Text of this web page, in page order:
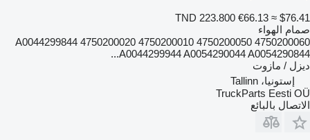
TND 223.800 €66.13 ≈ $76.41
صمام الهواء
4750200060 4750200050 4750200010 4750200020 A0044299844
A0044299944 A0054290044 A0054290844...
ديزل / مازوت
إستونيا، Tallinn
TruckParts Eesti OÜ
الاتصال بالبائع